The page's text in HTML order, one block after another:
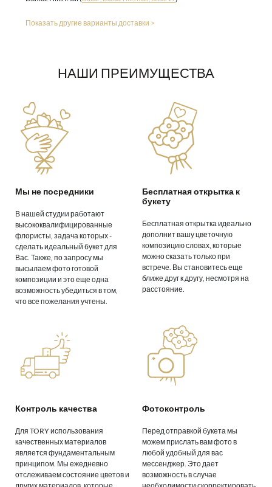
Показать другие варианты доставки >
НАШИ ПРЕИМУЩЕСТВА
Мы не посредники
В нашей студии работают
высококвалифицированные
флористы, задача которых -
сделать идеальный букет для
Вас. Также, по запросу мы
высылаем фото готовой
композиции и это еще одна
возможность убедиться в том,
что все пожелания учтены.
Бесплатная открытка к
букету
Бесплатная открытка идеально
дополнит вашу цветочную
композицию словах, которые
можно сказать только при
встрече. Вы становитесь еще
ближе друг к другу, несмотря на
расстояние.
Контроль качества
Для TORY использования
качественных материалов
является фундаментальным
принципом. Мы ежедневно
отслеживаем состояние цветов и
Фотоконтроль
Перед отправкой букета мы
можем прислать вам фото в
любой удобный для вас
мессенджер. Это дает
возможность в случае